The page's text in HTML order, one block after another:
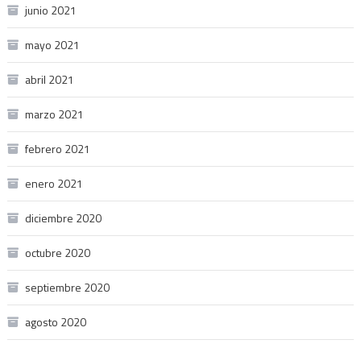
junio 2021
mayo 2021
abril 2021
marzo 2021
febrero 2021
enero 2021
diciembre 2020
octubre 2020
septiembre 2020
agosto 2020